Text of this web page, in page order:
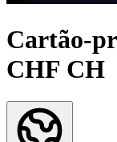
Cartão-
CHF CH